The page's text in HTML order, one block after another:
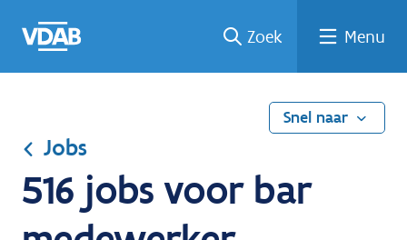
naar
een
een
job
naar
Zoek Menu
Snel naar
Jobs
516 jobs voor bar